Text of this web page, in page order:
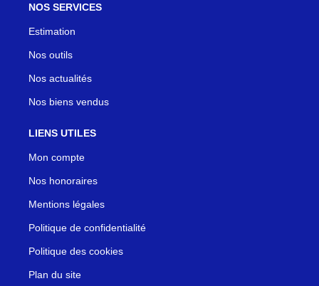
NOS SERVICES
Estimation
Nos outils
Nos actualités
Nos biens vendus
LIENS UTILES
Mon compte
Nos honoraires
Mentions légales
Politique de confidentialité
Politique des cookies
Plan du site